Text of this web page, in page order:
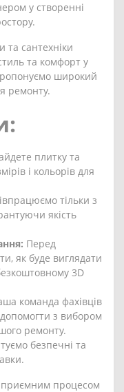
у створенні
сантехніки
та комфорт у
широкий
ремонту.
плитку та
і кольорів для
тільки з
якість
Перед
як буде виглядати
3D
команда фахівців
з вибором
ремонту.
безпечні та
процесом